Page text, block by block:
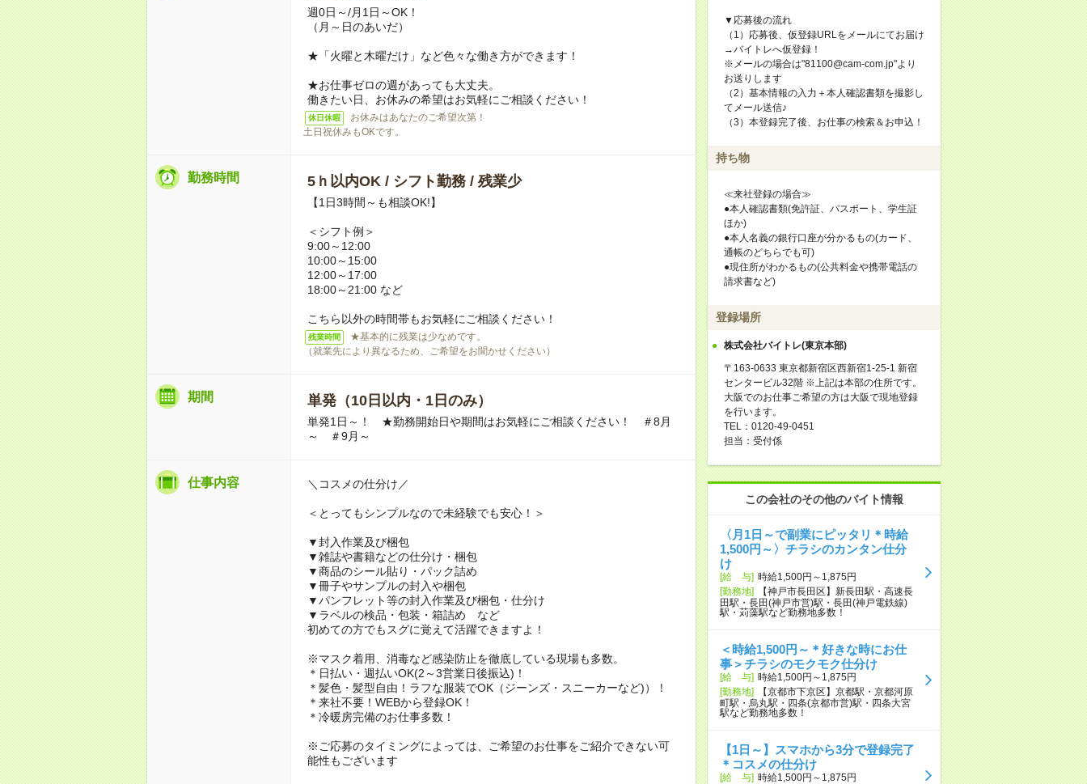
週0日～/月1日～OK！
（月～日のあいだ）
★「火曜と木曜だけ」など色々な働き方ができます！
★お仕事ゼロの週があっても大丈夫。
働きたい日、お休みの希望はお気軽にご相談ください！
休日休暇
お休みはあなたのご希望次第！
土日祝休みもOKです。
勤務時間 5ｈ以内OK / シフト勤務 / 残業少
【1日3時間～も相談OK!】
＜シフト例＞
9:00～12:00
10:00～15:00
12:00～17:00
18:00～21:00 など
こちら以外の時間帯もお気軽にご相談ください！
残業時間
★基本的に残業は少なめです。
（就業先により異なるため、ご希望をお聞かせください）
期間 単発（10日以内・1日のみ）
単発1日～！ ★勤務開始日や期間はお気軽にご相談ください！ ＃8月
～ ＃9月～
仕事内容 ＼コスメの仕分け／
＜とってもシンプルなので未経験でも安心！＞
▼封入作業及び梱包
▼雑誌や書籍などの仕分け・梱包
▼商品のシール貼り・パック詰め
▼冊子やサンプルの封入や梱包
▼パンフレット等の封入作業及び梱包・仕分け
▼ラベルの検品・包装・箱詰め など
初めての方でもスグに覚えて活躍できますよ！
※マスク着用、消毒など感染防止を徹底している現場も多数。
＊日払い・週払いOK(2～3営業日後振込)！
＊髪色・髪型自由！ラフな服装でOK（ジーンズ・スニーカーなど)）！
＊来社不要！WEBから登録OK！
＊冷暖房完備のお仕事多数！
※ご応募のタイミングによっては、ご希望のお仕事をご紹介できない可
能性もございます
▼応募後の流れ
（1）応募後、仮登録URLをメールにてお届け
→バイトレへ仮登録！
※メールの場合は"81100@cam-com.jp"より
お送りします
（2）基本情報の入力＋本人確認書類を撮影し
てメール送信♪
（3）本登録完了後、お仕事の検索＆お申込！
持ち物
≪来社登録の場合≫
●本人確認書類(免許証、パスポート、学生証
ほか)
●本人名義の銀行口座が分かるもの(カード、
通帳のどちらでも可)
●現住所がわかるもの(公共料金や携帯電話の
請求書など)
登録場所
株式会社バイトレ(東京本部)
〒163-0633 東京都新宿区西新宿1-25-1 新宿
センタービル32階 ※上記は本部の住所です。
大阪でのお仕事ご希望の方は大阪で現地登録
を行います。
TEL：0120-49-0451
担当：受付係
この会社のその他のバイト情報
〈月1日～で副業にピッタリ＊時給
1,500円～〉チラシのカンタン仕分
け
[給 与] 時給1,500円～1,875円
[勤務地]
【神戸市長田区】新長田駅・高速長
田駅・長田(神戸市営)駅・長田(神戸電鉄線)
駅・苅藻駅など勤務地多数！
＜時給1,500円～＊好きな時にお仕
事＞チラシのモクモク仕分け
[給 与] 時給1,500円～1,875円
[勤務地]
【京都市下京区】京都駅・京都河原
町駅・烏丸駅・四条(京都市営)駅・四条大宮
駅など勤務地多数！
【1日～】スマホから3分で登録完了
＊コスメの仕分け
[給 与] 時給1,500円～1,875円